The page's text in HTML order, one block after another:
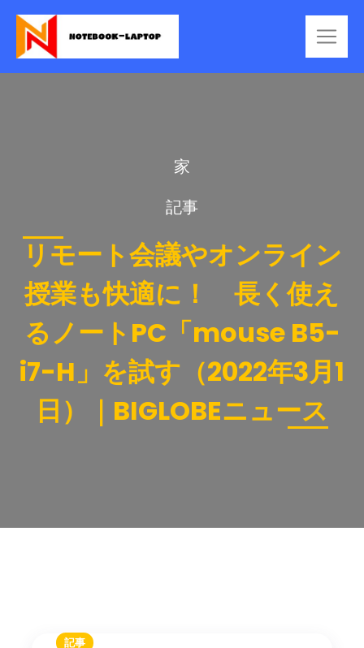
家
記事
リモート会議やオンライン
授業も快適に！ 長く使え
るノートPC「mouse B5-
i7-H」を試す（2022年3月1
日）｜BIGLOBEニュース
記事